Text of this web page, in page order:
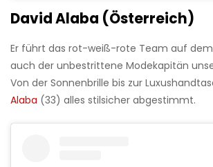
David Alaba (Österreich)
Er führt das rot-weiß-rote Team auf dem
auch der unbestrittene Modekapitän
Von der Sonnenbrille bis zur
Alaba (33) alles stilsicher abgestimmt.